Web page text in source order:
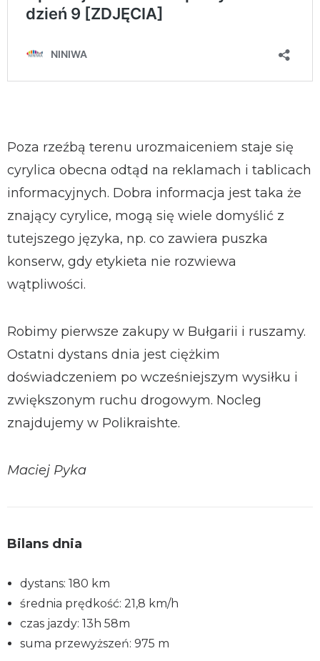
Poza rzeźbą terenu urozmaiceniem staje się
cyrylica obecna odtąd na reklamach i tablicach
informacyjnych. Dobra informacja jest taka że
znający cyrylice, mogą się wiele domyślić z
tutejszego języka, np. co zawiera puszka
konserw, gdy etykieta nie rozwiewa
wątpliwości.
Robimy pierwsze zakupy w Bułgarii i ruszamy.
Ostatni dystans dnia jest ciężkim
doświadczeniem po wcześniejszym wysiłku i
zwiększonym ruchu drogowym. Nocleg
znajdujemy w Polikraishte.
Maciej Pyka
Bilans dnia
dystans: 180 km
średnia prędkość: 21,8 km/h
czas jazdy: 13h 58m
suma przewyższeń: 975 m